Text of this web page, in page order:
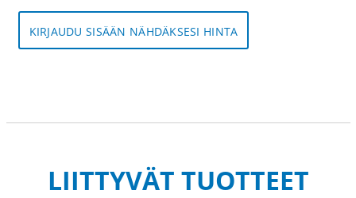
KIRJAUDU SISÄÄN NÄHDÄKSESI HINTA
LIITTYVÄT TUOTTEET